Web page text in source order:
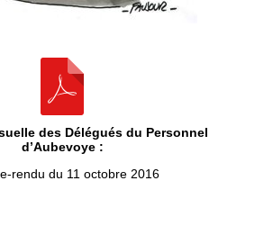
des Délégués du Personnel
d’Aubevoye :
rendu du 11 octobre 2016